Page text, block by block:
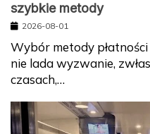
szybkie metody
2026-08-01
Wybór metody
nie lada wyzwanie,
czasach,…